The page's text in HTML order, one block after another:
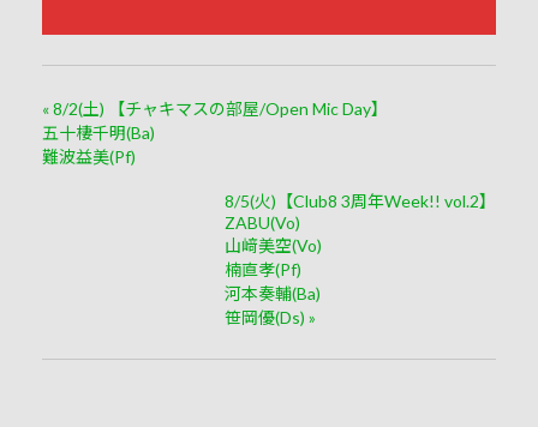
«8/2(土) 【チャキマスの部屋/Open Mic Day】
五十棲千明(Ba)
難波益美(Pf)
8/5(火)【Club8 3周年Week!! vol.2】
ZABU(Vo)
山﨑美空(Vo)
楠直孝(Pf)
河本奏輔(Ba)
笹岡優(Ds) »